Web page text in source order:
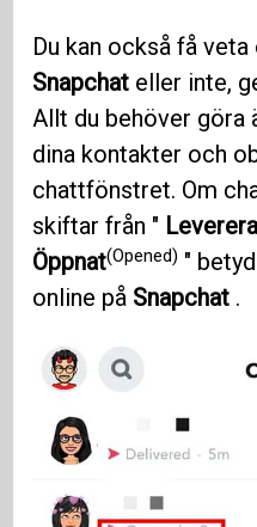
Du kan också få
Snapchat eller inte,
Allt du behöver göra
dina kontakter och
chattfönstret. Om
skiftar från "
Öppnat(Opened) "
online på Snapchat .